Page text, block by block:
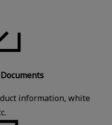
information, white